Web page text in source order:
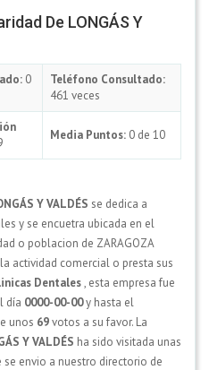
De LONGÁS Y
0
Teléfono Consultado:
461 veces
Media Puntos: 0 de 10
Y VALDÉS se dedica a
y se encuetra ubicada en el
o poblacion de ZARAGOZA
actividad comercial o presta sus
Dentales, esta empresa fue
día 0000-00-00y hasta el
unos 69votos a su favor. La
Y VALDÉS ha sido visitada unas
se envio a nuestro directorio de